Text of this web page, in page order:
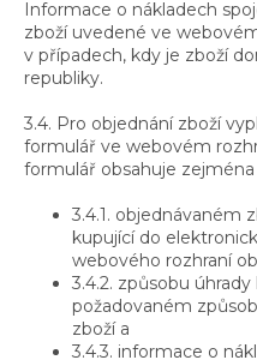
Informace o nákladech
zboží uvedené ve
v případech, kdy je zboží
republiky.
3.4. Pro objednání zboží
formulář ve webovém
formulář obsahuje
3.4.1. objednávaném
kupující do
webového rozhraní
3.4.2. způsobu
požadovaném
zboží a
3.4.3. informace o